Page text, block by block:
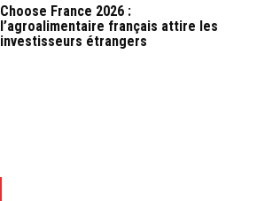
Choose France 2026 :
l’agroalimentaire français attire les
investisseurs étrangers